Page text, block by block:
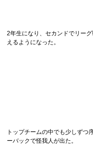
2年生になり、セカンドでリー
えるようになった。
トップチームの中でも少しずつ
ーバックで怪我人が出た。